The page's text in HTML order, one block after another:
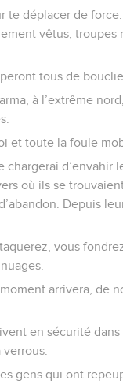
te déplacer de
vêtus, troupes
tous de
à l’extrême
et toute la foule
d’envahir
où ils se
Depuis
vous
arrivera, de
en sécurité
gens qui ont